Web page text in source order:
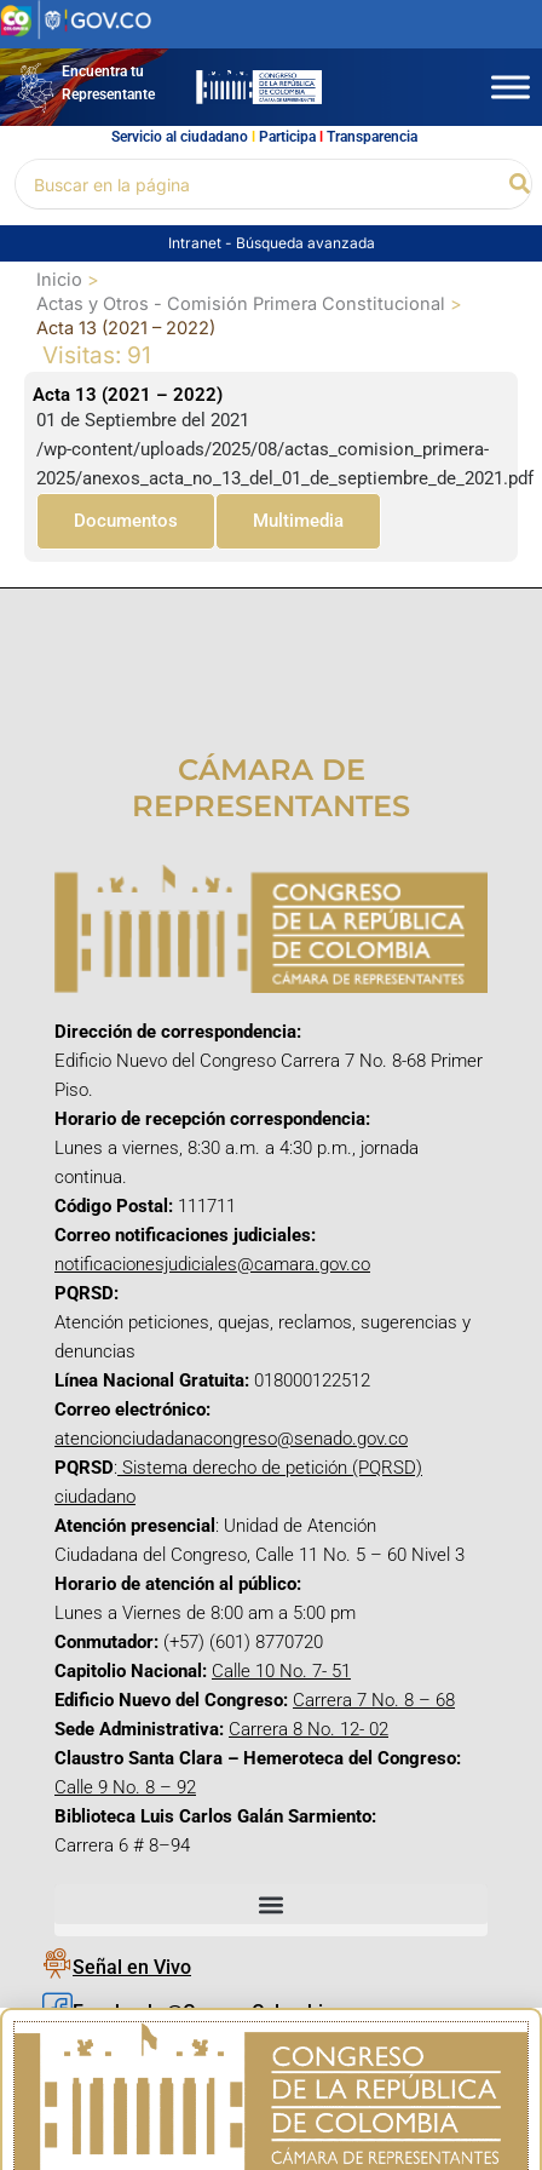
Ir
al
contenidoEncuentra tu
Representante
Servicio al ciudadano l Participal Transparencia
por:
Intranet - Búsqueda avanzada
Inicio
Actas y Otros - Comisión Primera Constitucional
Acta 13 (2021 – 2022)
Visitas: 91
Acta 13 (2021 – 2022)
01 de Septiembre del 2021
/wp-content/uploads/2025/08/actas_comision_primera-
2025/anexos_acta_no_13_del_01_de_septiembre_de_2021.pdf
Documentos
Multimedia
CÁMARA DE
REPRESENTANTES
Dirección de correspondencia:
Edificio Nuevo del Congreso Carrera 7 No. 8-68 Primer
Piso.
Horario de recepción correspondencia:
Lunes a viernes, 8:30 a.m. a 4:30 p.m., jornada
continua.
Código Postal: 111711
Correo notificaciones judiciales:
notificacionesjudiciales@camara.gov.co
PQRSD:
Atención peticiones, quejas, reclamos, sugerencias y
denuncias
Línea Nacional Gratuita: 018000122512
Correo electrónico:
atencionciudadanacongreso@senado.gov.co
PQRSD: Sistema derecho de petición (PQRSD)
ciudadano
Atención presencial : Unidad de Atención
Ciudadana del Congreso, Calle 11 No. 5 – 60 Nivel 3
Horario de atención al público:
Lunes a Viernes de 8:00 am a 5:00 pm
Conmutador: (+57) (601) 8770720
Capitolio Nacional: Calle 10 No. 7- 51
Edificio Nuevo del Congreso: Carrera 7 No. 8 – 68
Sede Administrativa: Carrera 8 No. 12- 02
Claustro Santa Clara – Hemeroteca del Congreso:
Calle 9 No. 8 – 92
Biblioteca Luis Carlos Galán Sarmiento:
Carrera 6 # 8–94
Señal en Vivo
Facebook_@CamaraColombia
Instagram_@CamaraColombia
X_@CamaraColombia
Youtube_@CamaraColombia